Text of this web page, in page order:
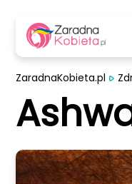
ZaradnaKobieta.pl